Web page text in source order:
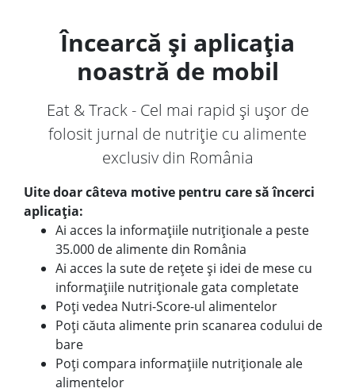
Încearcă și aplicația
noastră de mobil
Eat & Track - Cel mai rapid și ușor de
folosit jurnal de nutriție cu alimente
exclusiv din România
Uite doar câteva motive pentru care să încerci
aplicația:
Ai acces la informațiile nutriționale a peste
35.000 de alimente din România
Ai acces la sute de rețete și idei de mese cu
informațiile nutriționale gata completate
Poți vedea Nutri-Score-ul alimentelor
Poți căuta alimente prin scanarea codului de
bare
Poți compara informațiile nutriționale ale
alimentelor